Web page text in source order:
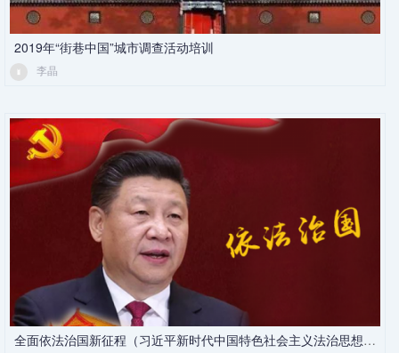
2019年“街巷中国”城市调查活动培训
李晶
全面依法治国新征程（习近平新时代中国特色社会主义法治思想述论）